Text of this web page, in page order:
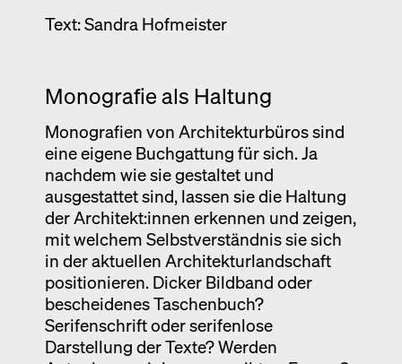
Text: Sandra Hofmeister
Monografie als Haltung
Monografien von Architekturbüros sind
eine eigene Buchgattung für sich. Ja
nachdem wie sie gestaltet und
ausgestattet sind, lassen sie die Haltung
der Architekt:innen erkennen und zeigen,
mit welchem Selbstverständnis sie sich
in der aktuellen Architekturlandschaft
positionieren. Dicker Bildband oder
bescheidenes Taschenbuch?
Serifenschrift oder serifenlose
Darstellung der Texte? Werden